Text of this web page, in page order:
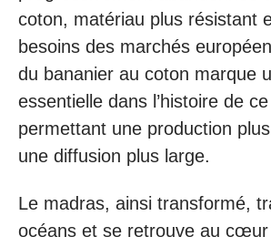
coton, matériau plus résistant
besoins des marchés
du bananier au coton marque
essentielle dans l’histoire de
permettant une production
une diffusion plus large.
Le madras, ainsi transformé,
océans et se retrouve au